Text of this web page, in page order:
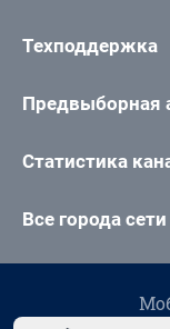
Техподдержка
Предвыборная
Статистика
Все города сети